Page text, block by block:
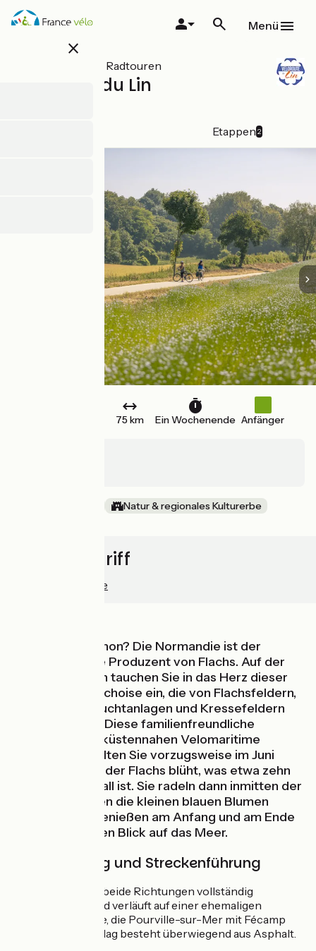
Direkt
zum
close
Menü
Alle Arten von Radtouren
Véloroute du Lin
Etappen 2
75 km Ein Wochenende Anfänger
Natur & regionales Kulturerbe
Schnellzugriff
Routenvorschläge
Wussten Sie schon? Die Normandie ist der
weltweit größte Produzent von Flachs. Auf der
Véloroute du Lin tauchen Sie in das Herz dieser
Normandie Cauchoise ein, die von Flachsfeldern,
Teichen, Fischzuchtanlagen und Kressefeldern
durchzogen ist. Diese familienfreundliche
Alternative zur küstennahen Velomaritime
(EuroVelo 4) sollten Sie vorzugsweise im Juni
befahren, wenn der Flachs blüht, was etwa zehn
Tage lang der Fall ist. Sie radeln dann inmitten der
Felder, auf denen die kleinen blauen Blumen
sprießen, und genießen am Anfang und am Ende
Ihrer Radtour den Blick auf das Meer.
Beschilderung und Streckenführung
Die Strecke ist in beide Richtungen vollständig
ausgeschildert und verläuft auf einer ehemaligen
Eisenbahnstrecke, die Pourville-sur-Mer mit Fécamp
verbindet. Der Belag besteht überwiegend aus Asphalt.